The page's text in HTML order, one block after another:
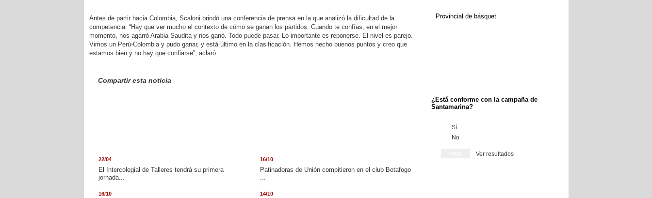
Antes de partir hacia Colombia, Scaloni brindó una conferencia de prensa en la que analizó la dificultad de la
competencia. “Hay que ver mucho el contexto de cómo se ganan los partidos. Cuando te confías, en el mejor
momento, nos agarró Arabia Saudita y nos ganó. Todo puede pasar. Lo importante es reponerse. El nivel es parejo.
Vimos un Perú-Colombia y pudo ganar, y está último en la clasificación. Hemos hecho buenos puntos y creo que
estamos bien y no hay que confiarse”, aclaró.
Compartir esta noticia
22/04
El Intercolegial de Talleres tendrá su primera
jornada...
16/10
Patinadoras de Unión compitieron en el club Botafogo
...
16/10 14/10
Provincial de básquet
¿Está conforme con la campaña de
Santamarina?
Sí
No
Ver resultados